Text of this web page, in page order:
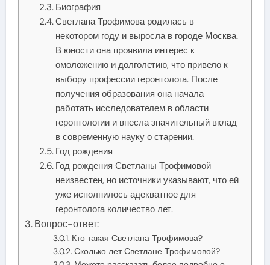
Биография
Светлана Трофимова родилась в
некотором году и выросла в городе Москва.
В юности она проявила интерес к
омоложению и долголетию, что привело к
выбору профессии геронтолога. После
получения образования она начала
работать исследователем в области
геронтологии и внесла значительный вклад
в современную науку о старении.
Год рождения
Год рождения Светланы Трофимовой
неизвестен, но источники указывают, что ей
уже исполнилось адекватное для
геронтолога количество лет.
Вопрос-ответ:
Кто такая Светлана Трофимова?
Сколько лет Светлане Трофимовой?